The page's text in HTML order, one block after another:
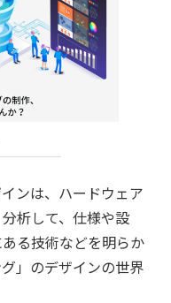
ンは、ハードウェア
析して、仕様や設
る技術などを明らか
」のデザインの世界